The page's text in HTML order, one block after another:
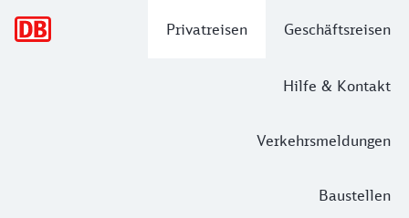
Privatreisen Geschäftsreisen
Hilfe & Kontakt
Verkehrsmeldungen
Baustellen